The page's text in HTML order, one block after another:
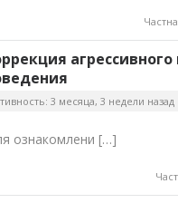
3 месяца, 3 недели назад
ознакомлени […]